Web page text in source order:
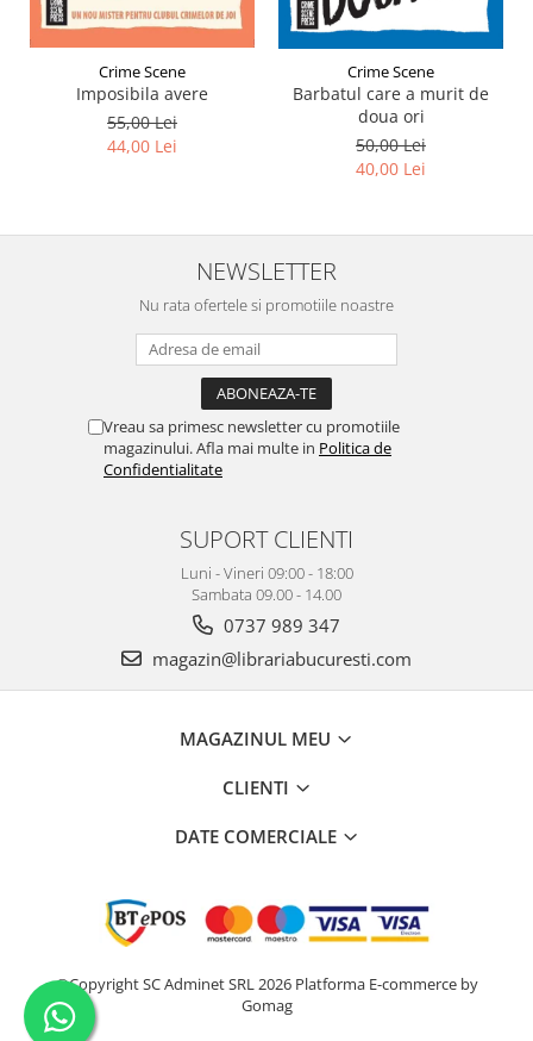
Crime Scene
Imposibila avere
55,00 Lei
44,00 Lei
Crime Scene
Barbatul care a murit de
doua ori
50,00 Lei
40,00 Lei
NEWSLETTER
Nu rata ofertele si promotiile noastre
Vreau sa primesc newsletter cu promotiile
magazinului. Afla mai multe in Politica de
Confidentialitate
SUPORT CLIENTI
Luni - Vineri 09:00 - 18:00
Sambata 09.00 - 14.00
0737 989 347
magazin@librariabucuresti.com
MAGAZINUL MEU
CLIENTI
DATE COMERCIALE
©Copyright SC Adminet SRL 2026 Platforma E-commerce by
Gomag